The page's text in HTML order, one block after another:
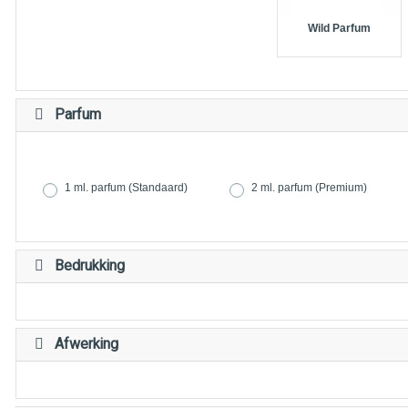
Wild Parfum
Parfum
1 ml. parfum (Standaard) 2 ml. parfum (Premium)
Bedrukking
Afwerking